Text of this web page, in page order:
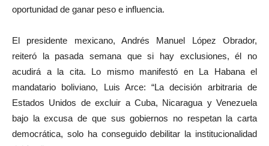
oportunidad de ganar peso e influencia.
El presidente mexicano, Andrés Manuel López Obrador,
reiteró la pasada semana que si hay exclusiones, él no
acudirá a la cita. Lo mismo manifestó en La Habana el
mandatario boliviano, Luis Arce: “La decisión arbitraria de
Estados Unidos de excluir a Cuba, Nicaragua y Venezuela
bajo la excusa de que sus gobiernos no respetan la carta
democrática, solo ha conseguido debilitar la institucionalidad